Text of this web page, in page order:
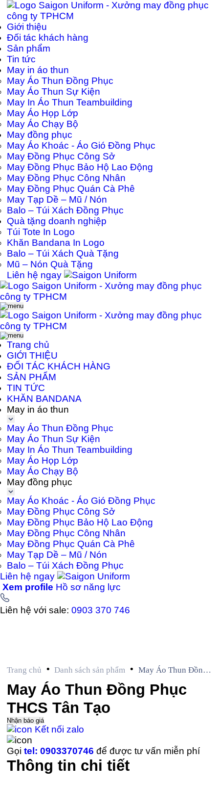
Giới thiệu
Đối tác khách hàng
Sản phẩm
Tin tức
May in áo thun
May Áo Thun Đồng Phục
May Áo Thun Sự Kiện
May In Áo Thun Teambuilding
May Áo Họp Lớp
May Áo Chạy Bộ
May đồng phục
May Áo Khoác - Áo Gió Đồng Phục
May Đồng Phục Công Sở
May Đồng Phục Bảo Hộ Lao Động
May Đồng Phục Công Nhân
May Đồng Phục Quán Cà Phê
May Tạp Dề – Mũ / Nón
Balo – Túi Xách Đồng Phục
Quà tặng doanh nghiệp
Túi Tote In Logo
Khăn Bandana In Logo
Balo – Túi Xách Quà Tặng
Mũ – Nón Quà Tặng
Liên hệ ngay
Trang chủ
GIỚI THIỆU
ĐỐI TÁC KHÁCH HÀNG
SẢN PHẨM
TIN TỨC
KHĂN BANDANA
May in áo thun
May Áo Thun Đồng Phục
May Áo Thun Sự Kiện
May In Áo Thun Teambuilding
May Áo Họp Lớp
May Áo Chạy Bộ
May đồng phục
May Áo Khoác - Áo Gió Đồng Phục
May Đồng Phục Công Sở
May Đồng Phục Bảo Hộ Lao Động
May Đồng Phục Công Nhân
May Đồng Phục Quán Cà Phê
May Tạp Dề – Mũ / Nón
Balo – Túi Xách Đồng Phục
Liên hệ ngay
Xem profile Hồ sơ năng lực
Liên hệ với sale: 0903 370 746
Trang chủ • Danh sách sản phẩm • May Áo Thun Đồng
Phục THCS Tân Tạo
May Áo Thun Đồng Phục
THCS Tân Tạo
Nhận báo giá
Kết nối zalo
Gọitel: 0903370746 để được tư vấn miễn phí
Thông tin chi tiết